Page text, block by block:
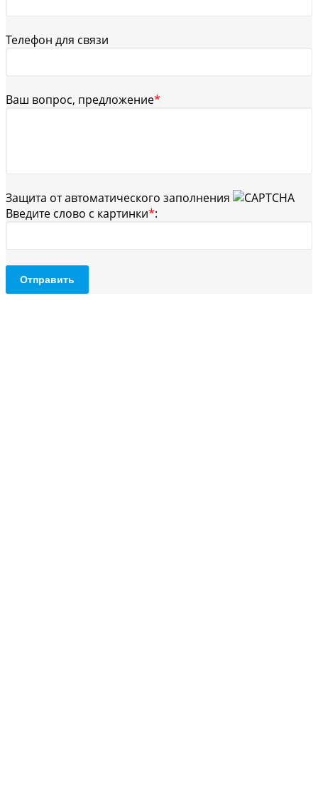
Телефон для связи
Ваш вопрос, предложение*
Защита от автоматического заполнения
Введите слово с картинки*:
Отправить